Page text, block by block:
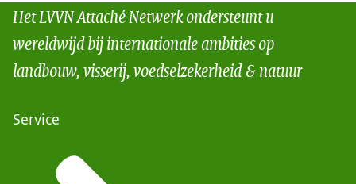
Het LVVN Attaché Netwerk ondersteunt u
wereldwijd bij internationale ambities op
landbouw, visserij, voedselzekerheid & natuur
Service